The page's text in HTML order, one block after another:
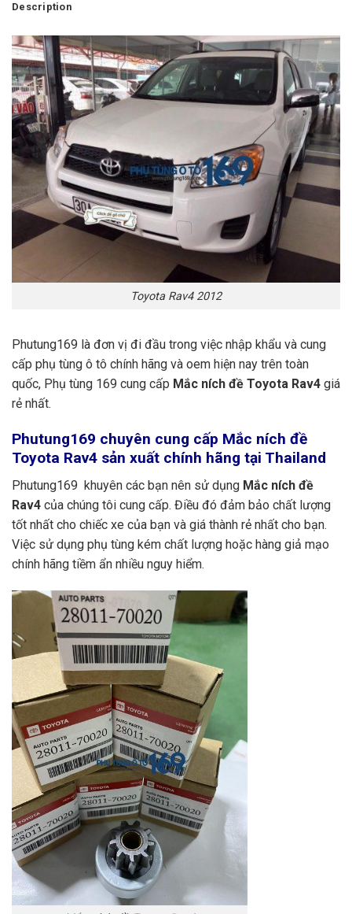
Description
Toyota Rav4 2012
Phutung169 là đơn vị đi đầu trong việc nhập khẩu và cung
cấp phụ tùng ô tô chính hãng và oem hiện nay trên toàn
quốc, Phụ tùng 169 cung cấp Mắc ních đề Toyota Rav4 giá
rẻ nhất.
Phutung169 chuyên cung cấp Mắc ních đề
Toyota Rav4 sản xuất chính hãng tại Thailand
Phutung169 khuyên các bạn nên sử dụng Mắc ních đề
Rav4 của chúng tôi cung cấp. Điều đó đảm bảo chất lượng
tốt nhất cho chiếc xe của bạn và giá thành rẻ nhất cho bạn.
Việc sử dụng phụ tùng kém chất lượng hoặc hàng giả mạo
chính hãng tiềm ẩn nhiều nguy hiểm.